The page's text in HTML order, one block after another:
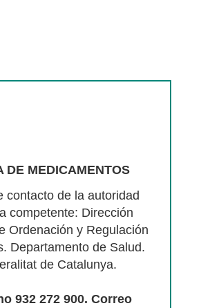
DE MEDICAMENTOS
contacto de la autoridad
competente: Dirección
Ordenación y Regulación
Departamento de Salud.
de Catalunya.
932 272 900. Correo